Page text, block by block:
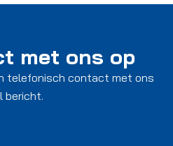
met ons op
telefonisch contact met ons
bericht.